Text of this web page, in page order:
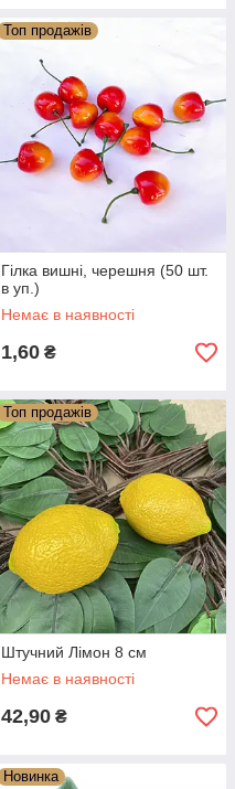
Топ продажів
Гілка вишні, черешня (50 шт.
в уп.)
Немає в наявності
1,60 ₴
Топ продажів
Штучний Лімон 8 см
Немає в наявності
42,90 ₴
Новинка